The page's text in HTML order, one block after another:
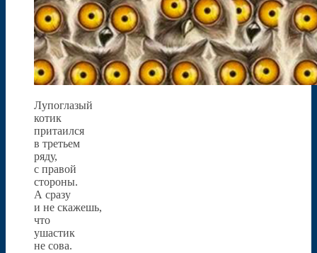
Лупоглазый
котик
притаился
в третьем
ряду,
с правой
стороны.
А сразу
и не скажешь,
что
ушастик
не сова.